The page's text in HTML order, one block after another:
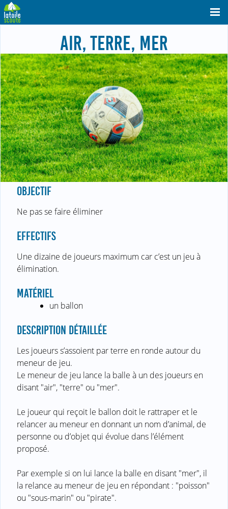
AIR, TERRE, MER
OBJECTIF
Ne pas se faire éliminer
EFFECTIFS
Une dizaine de joueurs maximum car c’est un jeu à
élimination.
MATÉRIEL
un ballon
DESCRIPTION DÉTAILLÉE
Les joueurs s’assoient par terre en ronde autour du
meneur de jeu.
Le meneur de jeu lance la balle à un des joueurs en
disant "air", "terre" ou "mer".
Le joueur qui reçoit le ballon doit le rattraper et le
relancer au meneur en donnant un nom d’animal, de
personne ou d’objet qui évolue dans l’élément
proposé.
Par exemple si on lui lance la balle en disant "mer", il
la relance au meneur de jeu en répondant : "poisson"
ou "sous-marin" ou "pirate".